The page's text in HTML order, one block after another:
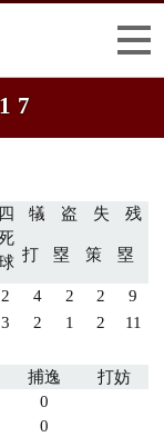
四
犠
打
盗
塁
失
策
残
塁
2 4 2 2
9
3 2 1 2 11
捕逸
打妨
0
0